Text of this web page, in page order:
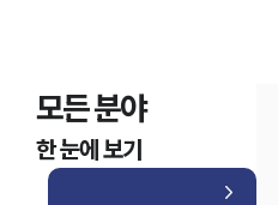
모든 분야
한 눈에 보기